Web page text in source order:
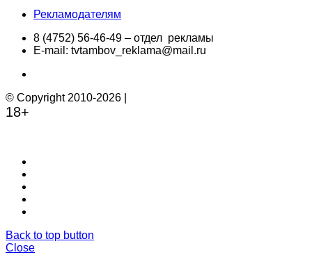
Рекламодателям
8 (4752) 56-46-49 – отдел рекламы
E-mail: tvtambov_reklama@mail.ru
© Copyright 2010-2026 |
18+
Back to top button
Close